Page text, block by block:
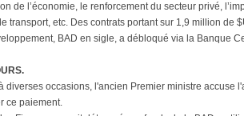
de l’économie, le renforcement du secteur privé,
transport, etc. Des contrats portant sur 1,9 million de
BAD en sigle, a débloqué via la Banque
diverses occasions, l'ancien Premier ministre accuse
ce paiement.